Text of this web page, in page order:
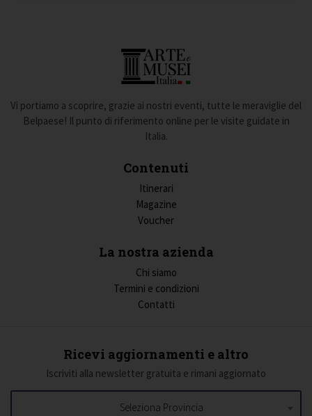
Vi portiamo a scoprire, grazie ai nostri eventi, tutte le meraviglie del
Belpaese! Il punto di riferimento online per le visite guidate in
Italia.
Contenuti
Itinerari
Magazine
Voucher
La nostra azienda
Chi siamo
Termini e condizioni
Contatti
Ricevi aggiornamenti e altro
Iscriviti alla newsletter gratuita e rimani aggiornato
Seleziona Provincia